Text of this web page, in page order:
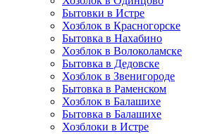
Бытовки в Истре
Хозблок в Красногорске
Бытовка в Нахабино
Хозблок в Волоколамске
Бытовкa в Дедовске
Хозблок в Звенигороде
Бытовка в Раменском
Хозблок в Балашихе
Бытовкa в Балашихе
Хозблоки в Истре